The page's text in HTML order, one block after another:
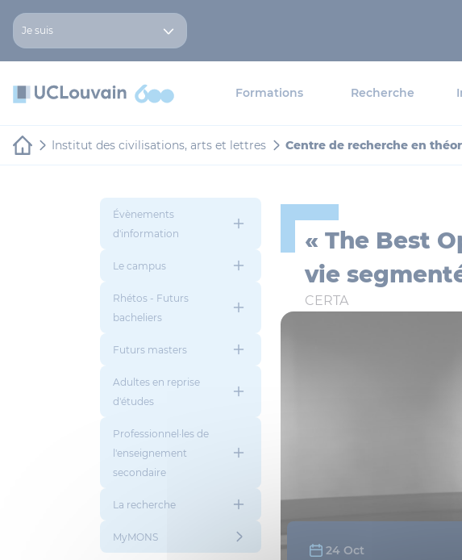
Panneau de gestion des cookies
Je suis
Formations Recherche
Institut des civilisations, arts et lettres Centre de recherche en
Évènements
d'information
Le campus
Rhétos - Futurs
bacheliers
Futurs masters
Adultes en reprise
d'études
Professionnel·les de
l'enseignement
secondaire
La recherche
MyMONS
« The Best
vie
CERTA
24 Oct